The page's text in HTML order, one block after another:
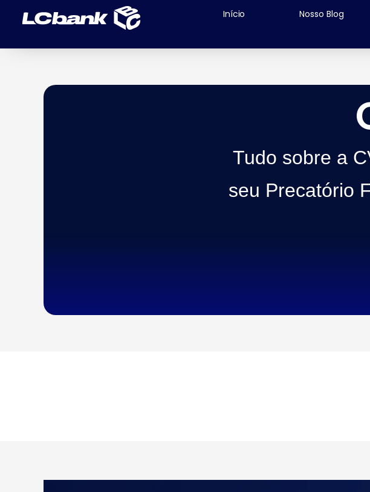
Início Nosso Blog
Tudo sobre a
seu Precatório